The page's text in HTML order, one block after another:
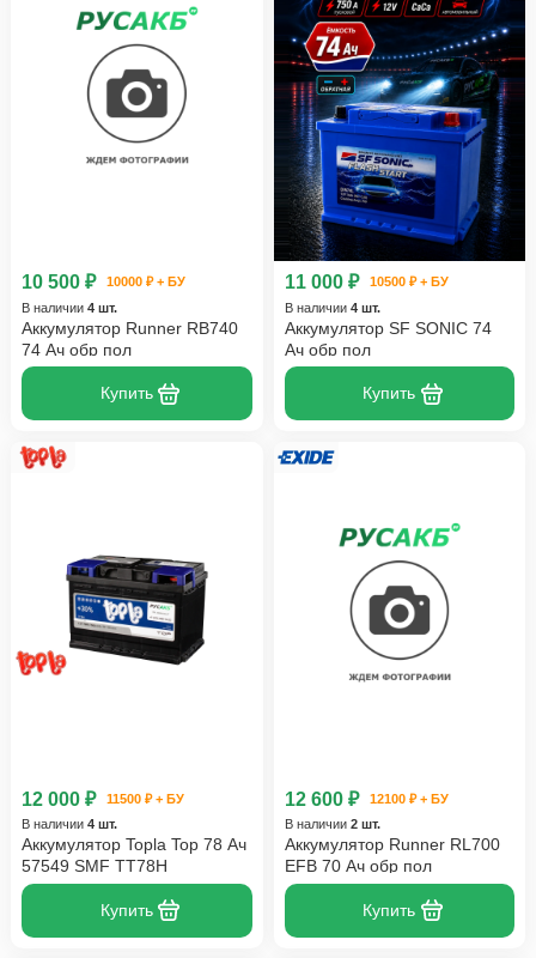
10 500 ₽
10000 ₽ + БУ
В наличии 4 шт.
Аккумулятор Runner RB740
74 Ач обр пол
Купить
11 000 ₽
10500 ₽ + БУ
В наличии 4 шт.
Аккумулятор SF SONIC 74
Ач обр пол
Купить
12 000 ₽
11500 ₽ + БУ
В наличии 4 шт.
Аккумулятор Topla Top 78 Ач
57549 SMF TT78H
Купить
12 600 ₽
12100 ₽ + БУ
В наличии 2 шт.
Аккумулятор Runner RL700
EFB 70 Ач обр пол
Купить